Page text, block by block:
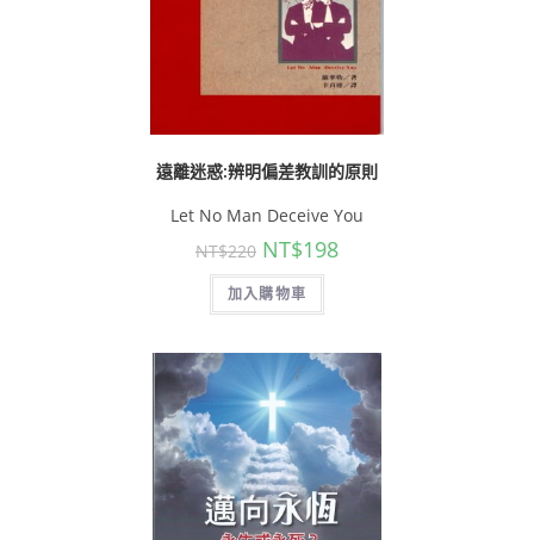
遠離迷惑:辨明偏差教訓的原則
Let No Man Deceive You
NT$220 NT$198
加入購物車